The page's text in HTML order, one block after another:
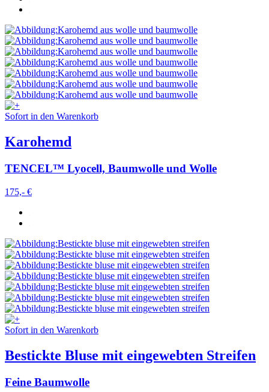
Sofort in den Warenkorb
Karohemd
TENCEL™ Lyocell, Baumwolle und Wolle
175,- €
Sofort in den Warenkorb
Bestickte Bluse mit eingewebten Streifen
Feine Baumwolle